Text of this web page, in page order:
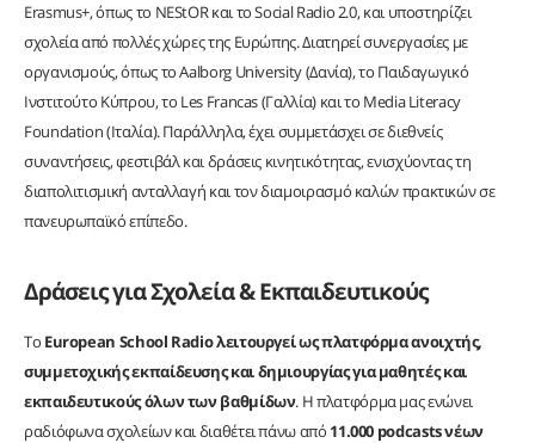
Erasmus+, όπως το NEStOR και το Social Radio 2.0, και υποστηρίζει
σχολεία από πολλές χώρες της Ευρώπης. Διατηρεί συνεργασίες με
οργανισμούς, όπως το Aalborg University (Δανία), το Παιδαγωγικό
Ινστιτούτο Κύπρου, το Les Francas (Γαλλία) και το Media Literacy
Foundation (Ιταλία). Παράλληλα, έχει συμμετάσχει σε διεθνείς
συναντήσεις, φεστιβάλ και δράσεις κινητικότητας, ενισχύοντας τη
διαπολιτισμική ανταλλαγή και τον διαμοιρασμό καλών πρακτικών σε
πανευρωπαϊκό επίπεδο.
Δράσεις για Σχολεία & Εκπαιδευτικούς
Το European School Radioλειτουργεί ως πλατφόρμα ανοιχτής,
συμμετοχικής εκπαίδευσης και δημιουργίας για μαθητές και
εκπαιδευτικούς όλων των βαθμίδων. Η πλατφόρμα μας ενώνει
ραδιόφωνα σχολείων και διαθέτει πάνω από 11.000 podcasts νέων